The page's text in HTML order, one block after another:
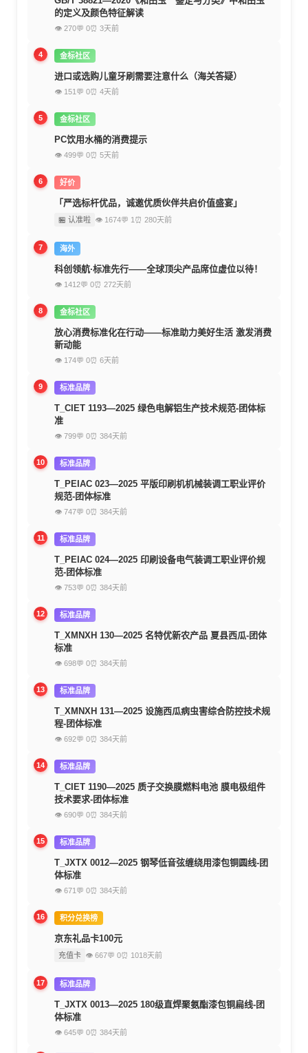
的定义及颜色特征解读
👁 270💬 0⏰ 3天前
4 金标社区
进口或选购儿童牙刷需要注意什么（海关答疑）
👁 151 💬 0⏰ 4天前
5 金标社区
PC饮用水桶的消费提示
👁 499💬 0⏰ 5天前
6 好价
「严选标杆优品，诚邀优质伙伴共启价值盛宴」
🏪 认准啦 👁 1674💬 1 ⏰ 280天前
7 海外
科创领航·标准先行——全球顶尖产品席位虚位以待！
👁 1412💬 0⏰ 272天前
8 金标社区
放心消费标准化在行动——标准助力美好生活 激发消费
新动能
👁 174💬 0⏰ 6天前
9 标准品牌
T_CIET 1193—2025 绿色电解铝生产技术规范-团体标
准
👁 799💬 0⏰ 384天前
10 标准品牌
T_PEIAC 023—2025 平版印刷机机械装调工职业评价
规范-团体标准
👁 747💬 0⏰ 384天前
11 标准品牌
T_PEIAC 024—2025 印刷设备电气装调工职业评价规
范-团体标准
👁 753💬 0⏰ 384天前
12 标准品牌
T_XMNXH 130—2025 名特优新农产品 夏县西瓜-团体
标准
👁 698💬 0⏰ 384天前
13 标准品牌
T_XMNXH 131—2025 设施西瓜病虫害综合防控技术规
程-团体标准
👁 692💬 0⏰ 384天前
14 标准品牌
T_CIET 1190—2025 质子交换膜燃料电池 膜电极组件
技术要求-团体标准
👁 690💬 0⏰ 384天前
15 标准品牌
T_JXTX 0012—2025 钢琴低音弦缠绕用漆包铜圆线-团
体标准
👁 671 💬 0⏰ 384天前
16 积分兑换榜
京东礼品卡100元
充值卡 👁 667💬 0⏰ 1018天前
17 标准品牌
T_JXTX 0013—2025 180级直焊聚氨酯漆包铜扁线-团
体标准
👁 645💬 0⏰ 384天前